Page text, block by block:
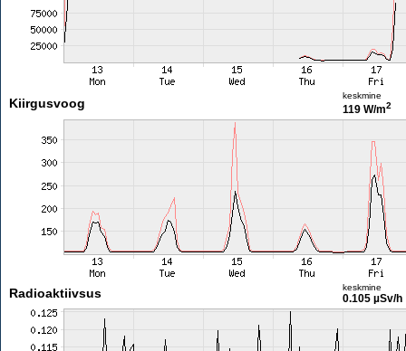
Kiirgusvoog
keskmine
119 W/m2
Radioaktiivsus keskmine
0.105 µSv/h